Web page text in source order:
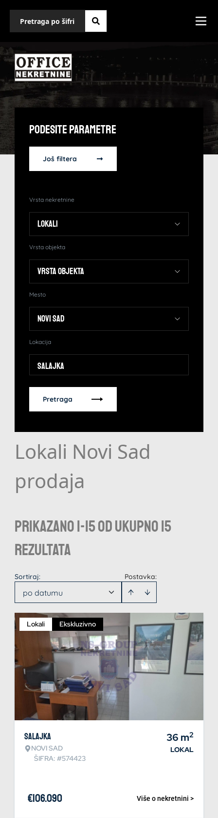
Podesite Parametre
Još filtera
Vrsta nekretnine
Vrsta objekta
Mesto
Lokacija
Salajka
Pretraga
Lokali Novi Sad
prodaja
Prikazano 1-15 od ukupno 15
rezultata
Postavka:
Sortiraj:
po datumu
Lokali Ekskluzivno
Salajka
NOVI SAD
ŠIFRA: #574423
36 m2
LOKAL
Više o nekretnini >
€106.090